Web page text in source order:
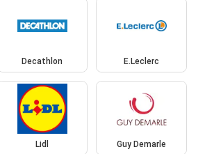
Decathlon E.Leclerc
Lidl Guy Demarle